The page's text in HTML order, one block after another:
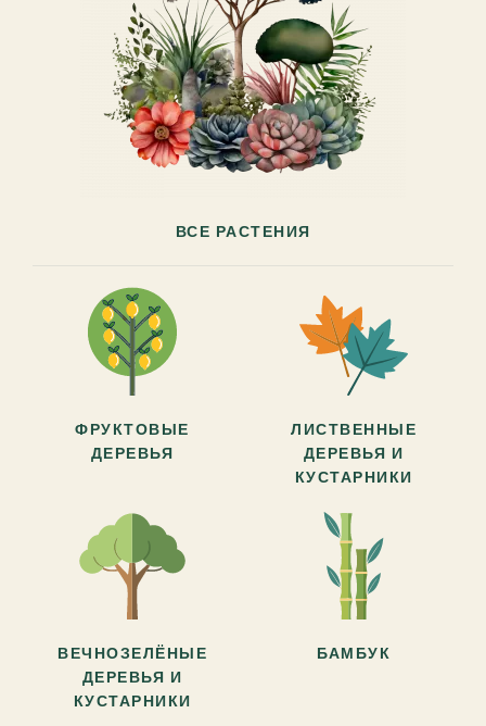
ВСЕ РАСТЕНИЯ
ФРУКТОВЫЕ
ДЕРЕВЬЯ
ЛИСТВЕННЫЕ
ДЕРЕВЬЯ И
КУСТАРНИКИ
ВЕЧНОЗЕЛЁНЫЕ
ДЕРЕВЬЯ И
КУСТАРНИКИ
БАМБУК